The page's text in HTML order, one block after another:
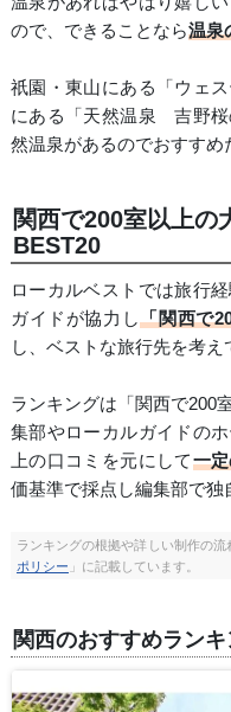
ので、できることなら温泉
祇園・東山にある「ウェ
にある「天然温泉 吉野
然温泉があるのでおすすめ
関西で200室以上の
BEST20
ローカルベストでは旅行
ガイドが協力し「関西で
し、ベストな旅行先を考え
ランキングは「関西で200
集部やローカルガイドの
上の口コミを元にして一
価基準で採点し編集部で独
ランキングの根拠や詳しい制作の
ポリシー 」に記載しています。
関西のおすすめラン